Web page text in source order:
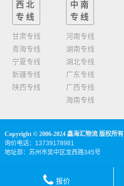
西北
专线
甘肃专线
青海专线
宁夏专线
新疆专线
陕西专线
中南
专线
河南专线
湖南专线
湖北专线
广东专线
广西专线
海南专线
Copyright © 2006-2024 鑫海汇物流 版权所有
询价电话：13739178981
地址部：苏州市吴中区龙西路345号
报价